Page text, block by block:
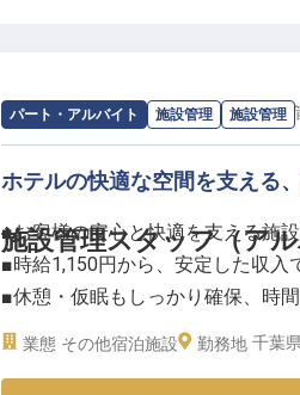
パート・アルバイト 施設管理 施設管理
施設管理スタッフ（ア
求人情報：ホテルプラザ菜の花の施設
ホテルの快適な空間を支える
■お客様の安心と快適を支える施
■時給1,150円から、安定した収入
■休憩・仮眠もしっかり確保、時
■系列ホテル割引や資格取得支援な
業態 その他宿泊施設 勤務地 千葉